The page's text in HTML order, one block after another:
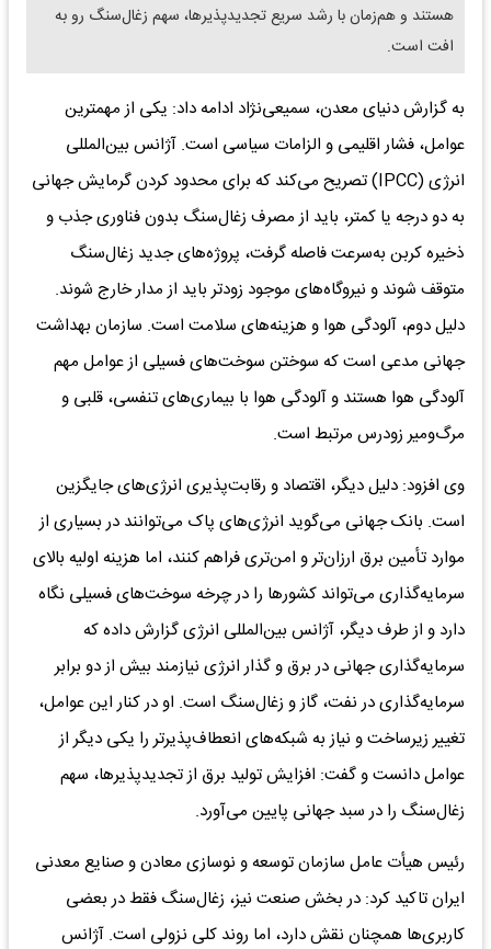
هستند و هم‌زمان با رشد سریع تجدیدپذیرها، سهم زغال‌سنگ رو به
افت است.
به گزارش دنیای معدن، سمیعی‌نژاد ادامه داد: یکی از مهمترین
عوامل، فشار اقلیمی و الزامات سیاسی است. آژانس بین‌المللی
انرژی (IPCC) تصریح می‌کند که برای محدود کردن گرمایش جهانی
به دو درجه یا کمتر، باید از مصرف زغال‌سنگ بدون فناوری جذب و
ذخیره کربن به‌سرعت فاصله گرفت، پروژه‌های جدید زغال‌سنگ
متوقف شوند و نیروگاه‌های موجود زودتر باید از مدار خارج شوند.
دلیل دوم، آلودگی هوا و هزینه‌های سلامت است. سازمان بهداشت
جهانی مدعی است که سوختن سوخت‌های فسیلی از عوامل مهم
آلودگی هوا هستند و آلودگی هوا با بیماری‌های تنفسی، قلبی و
مرگ‌ومیر زودرس مرتبط است.
وی افزود: دلیل دیگر، اقتصاد و رقابت‌پذیری انرژی‌های جایگزین
است. بانک جهانی می‌گوید انرژی‌های پاک می‌توانند در بسیاری از
موارد تأمین برق ارزان‌تر و امن‌تری فراهم کنند، اما هزینه اولیه بالای
سرمایه‌گذاری می‌تواند کشورها را در چرخه سوخت‌های فسیلی نگاه
دارد و از طرف دیگر، آژانس بین‌المللی انرژی گزارش داده که
سرمایه‌گذاری جهانی در برق و گذار انرژی نیازمند بیش از دو برابر
سرمایه‌گذاری در نفت، گاز و زغال‌سنگ است. او در کنار این عوامل،
تغییر زیرساخت و نیاز به شبکه‌های انعطاف‌پذیرتر را یکی دیگر از
عوامل دانست و گفت: افزایش تولید برق از تجدیدپذیرها، سهم
زغال‌سنگ را در سبد جهانی پایین می‌آورد.
رئیس هیأت عامل سازمان توسعه و نوسازی معادن و صنایع معدنی
ایران تاکید کرد: در بخش صنعت نیز، زغال‌سنگ فقط در بعضی
کاربری‌ها همچنان نقش دارد، اما روند کلی نزولی است. آژانس